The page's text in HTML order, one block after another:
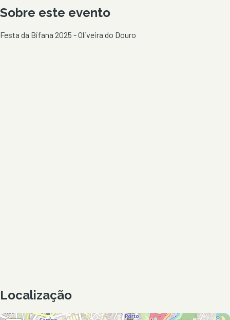
Sobre este evento
Festa da Bifana 2025 - Oliveira do Douro
Localização